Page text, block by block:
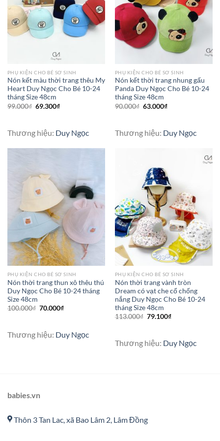
PHỤ KIỆN CHO BÉ SƠ SINH
Nón kết màu thời trang thêu My
Heart Duy Ngọc Cho Bé 10-24
tháng Size 48cm
99.000₫ 69.300₫
Thương hiệu: Duy Ngọc
PHỤ KIỆN CHO BÉ SƠ SINH
Nón kết thời trang nhung gấu
Panda Duy Ngọc Cho Bé 10-24
tháng Size 48cm
90.000₫ 63.000₫
Thương hiệu: Duy Ngọc
PHỤ KIỆN CHO BÉ SƠ SINH
Nón thời trang thun xô thêu thú
Duy Ngọc Cho Bé 10-24 tháng
Size 48cm
100.000₫ 70.000₫
Thương hiệu: Duy Ngọc
PHỤ KIỆN CHO BÉ SƠ SINH
Nón thời trang vành tròn
Dream có vạt che cổ chống
nắng Duy Ngọc Cho Bé 10-24
tháng Size 48cm
113.000₫ 79.100₫
Thương hiệu: Duy Ngọc
babies.vn
Thôn 3 Tan Lac, xã Bao Lâm 2, Lâm Đồng